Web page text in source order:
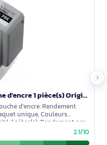
Canon LUCIA PRO II cartouche d'encre 1 pièce(s) Original Rendement standard Photo noire - 6777C001
d'encre: Rendement
unique, Couleurs
1 pièce(s), Rendement par
2.1/10